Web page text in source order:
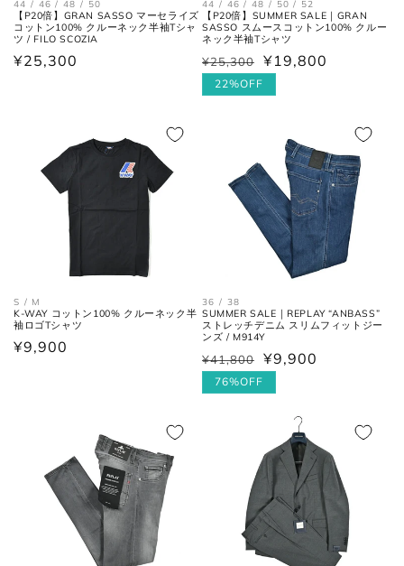
44 / 46 / 48 / 50
【P20倍】GRAN SASSO マーセライズ
コットン100% クルーネック半袖Tシャ
ツ / FILO SCOZIA
通
¥25,300
44 / 46 / 48 / 50 / 52
【P20倍】SUMMER SALE｜GRAN
SASSO スムースコットン100% クルー
ネック半袖Tシャツ
通
常
¥25,300
セ
ー
¥19,800
22%OFF
S / M
K-WAY コットン100% クルーネック半
袖ロゴTシャツ
通
¥9,900
36 / 38
SUMMER SALE｜REPLAY “ANBASS”
ストレッチデニム スリムフィットジー
ンズ / M914Y
通
常
¥41,800
セ
ー
¥9,900
76%OFF
の最大幅。
ヒールの上端と下端を結んだ長
お直しについてはこちらのページでご確認
ください。